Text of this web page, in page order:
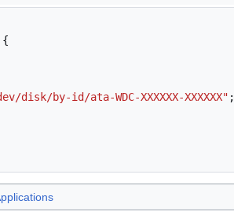
{
disk/by-id/ata-WDC-XXXXXX-XXXXXX" ;